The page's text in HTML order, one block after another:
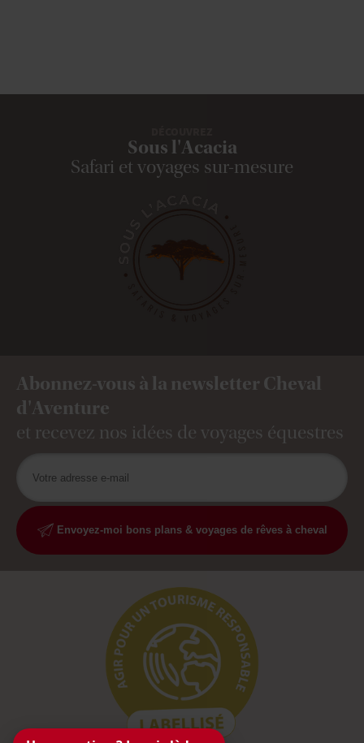
Sous l'Acacia
Safari et voyages sur-mesure
Abonnez-vous à la newsletter Cheval
d'Aventure
et recevez nos idées de voyages équestres
Envoyez-moi bons plans & voyages de rêves à cheval